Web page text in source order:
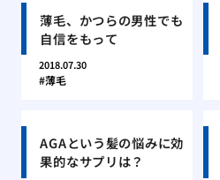
薄毛、かつらの男性でも
自信をもって
2018.07.30
薄毛
AGAという髪の悩みに効
果的なサプリは？